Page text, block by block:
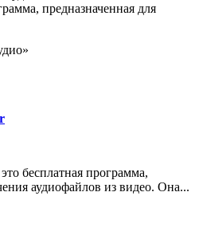
предназначенная для
бесплатная программа,
аудиофайлов из видео. Она...